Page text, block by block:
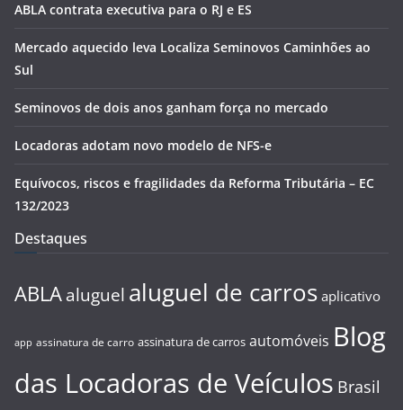
ABLA contrata executiva para o RJ e ES
Mercado aquecido leva Localiza Seminovos Caminhões ao
Sul
Seminovos de dois anos ganham força no mercado
Locadoras adotam novo modelo de NFS-e
Equívocos, riscos e fragilidades da Reforma Tributária – EC
132/2023
Destaques
ABLA aluguel aluguel de carros aplicativo
app assinatura de carro assinatura de carros automóveis Blog
das Locadoras de Veículos Brasil